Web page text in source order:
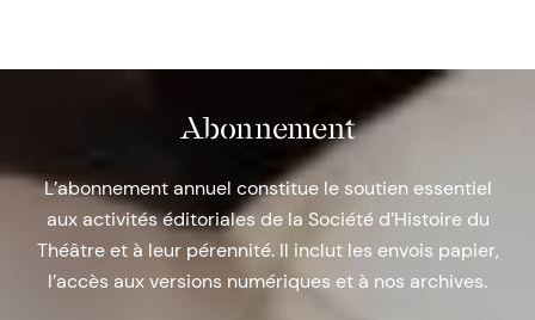
Abonnement
L’abonnement annuel constitue le soutien essentiel
aux activités éditoriales de la Société d’Histoire du
Théâtre et à leur pérennité. Il inclut les envois papier,
l’accès aux versions numériques et à nos archives.